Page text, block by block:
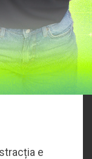
e